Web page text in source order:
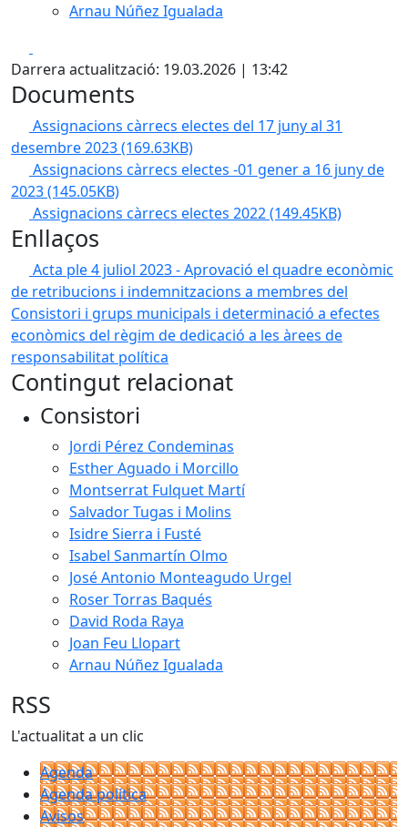
Arnau Núñez Igualada
Darrera actualització: 19.03.2026 | 13:42
Documents
Assignacions càrrecs electes del 17 juny al 31
desembre 2023(169.63KB)
Assignacions càrrecs electes -01 gener a 16 juny de
2023(145.05KB)
Assignacions càrrecs electes 2022(149.45KB)
Enllaços
Acta ple 4 juliol 2023 - Aprovació el quadre econòmic
de retribucions i indemnitzacions a membres del
Consistori i grups municipals i determinació a efectes
econòmics del règim de dedicació a les àrees de
responsabilitat política
Contingut relacionat
Consistori
Jordi Pérez Condeminas
Esther Aguado i Morcillo
Montserrat Fulquet Martí
Salvador Tugas i Molins
Isidre Sierra i Fusté
Isabel Sanmartín Olmo
José Antonio Monteagudo Urgel
Roser Torras Baqués
David Roda Raya
Joan Feu Llopart
Arnau Núñez Igualada
RSS
L'actualitat a un clic
Agenda
Agenda política
Avisos